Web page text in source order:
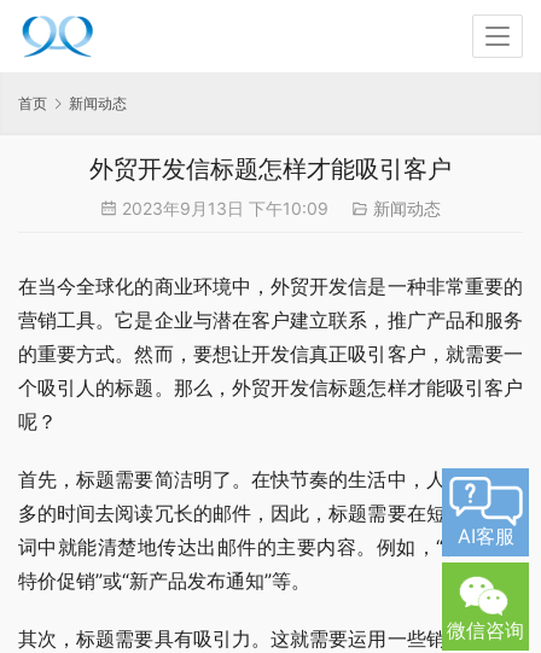
首页 新闻动态
外贸开发信标题怎样才能吸引客户
2023年9月13日 下午10:09 新闻动态
在当今全球化的商业环境中，外贸开发信是一种非常重要的
营销工具。它是企业与潜在客户建立联系，推广产品和服务
的重要方式。然而，要想让开发信真正吸引客户，就需要一
个吸引人的标题。那么，外贸开发信标题怎样才能吸引客户
呢？
首先，标题需要简洁明了。在快节奏的生活中，人们没有太
多的时间去阅读冗长的邮件，因此，标题需要在短短的几个
词中就能清楚地传达出邮件的主要内容。例如，“优质产品
特价促销”或“新产品发布通知”等。
其次，标题需要具有吸引力。这就需要运用一些销售技巧，
AI客服
微信咨询